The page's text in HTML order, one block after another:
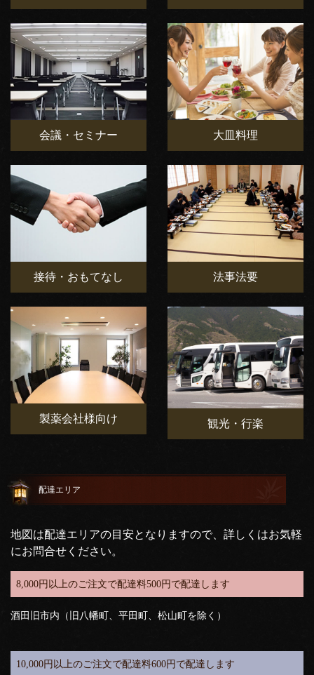
会議・セミナー 大皿料理
接待・おもてなし 法事法要
製薬会社様向け 観光・行楽
配達エリア
地図は配達エリアの目安となりますので、詳しくはお気軽
にお問合せください。
8,000円以上のご注文で配達料500円で配達します
酒田旧市内（旧八幡町、平田町、松山町を除く）
10,000円以上のご注文で配達料600円で配達します